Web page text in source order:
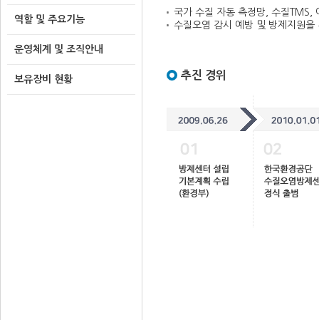
역할 및 주요기능
운영체계 및 조직안내
보유장비 현황
국가 수질 자동 측정망, 수질TMS,
수질오염 감시 예방 및 방제지원을
추진 경위